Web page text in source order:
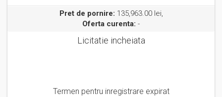
Pret de pornire: 135,963.00 lei,
Oferta curenta: -
Licitatie incheiata
Termen pentru inregistrare expirat